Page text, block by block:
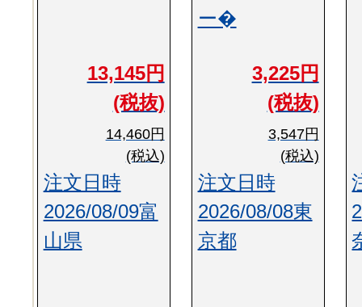
13,145円
(税抜)
14,460円
(税込)
注文日時
2026/08/09富
山県
ー�
3,225円
(税抜)
3,547円
(税込)
注文日時
2026/08/08東
京都